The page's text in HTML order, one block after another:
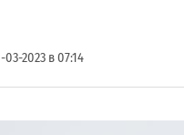
03-2023 в 07:14